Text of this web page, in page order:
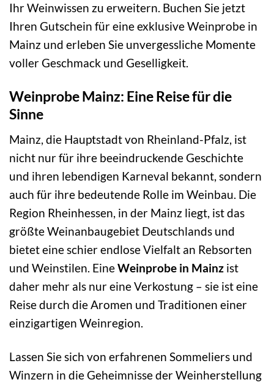
Ihr Weinwissen zu erweitern. Buchen Sie jetzt
Ihren Gutschein für eine exklusive Weinprobe in
Mainz und erleben Sie unvergessliche Momente
voller Geschmack und Geselligkeit.
Weinprobe Mainz: Eine Reise für die
Sinne
Mainz, die Hauptstadt von Rheinland-Pfalz, ist
nicht nur für ihre beeindruckende Geschichte
und ihren lebendigen Karneval bekannt, sondern
auch für ihre bedeutende Rolle im Weinbau. Die
Region Rheinhessen, in der Mainz liegt, ist das
größte Weinanbaugebiet Deutschlands und
bietet eine schier endlose Vielfalt an Rebsorten
und Weinstilen. EineWeinprobe in Mainz ist
daher mehr als nur eine Verkostung – sie ist eine
Reise durch die Aromen und Traditionen einer
einzigartigen Weinregion.
Lassen Sie sich von erfahrenen Sommeliers und
Winzern in die Geheimnisse der Weinherstellung